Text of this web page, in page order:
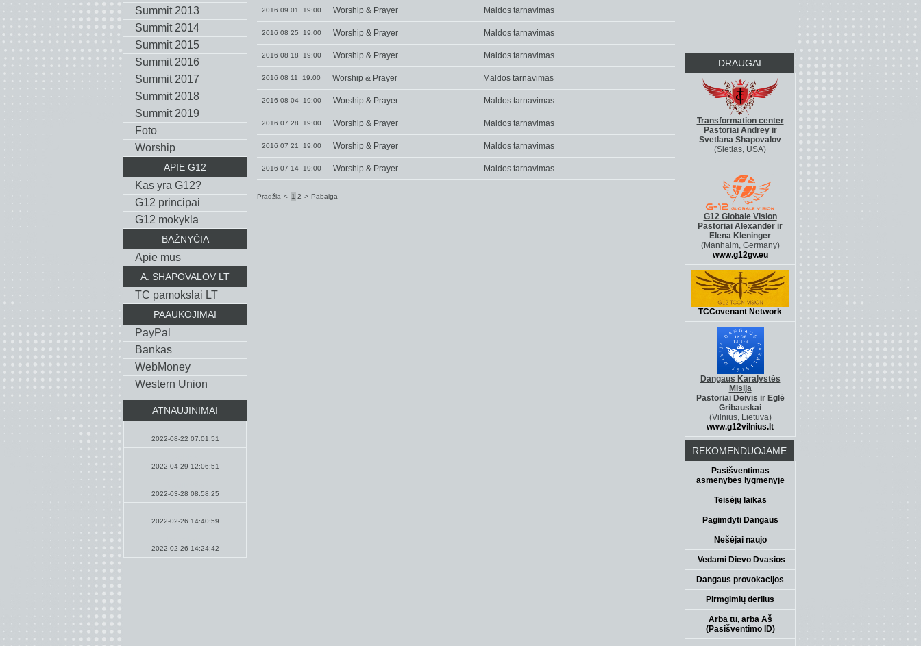
Summit 2013
Summit 2014
Summit 2015
Summit 2016
Summit 2017
Summit 2018
Summit 2019
Foto
Worship
APIE G12
Kas yra G12?
G12 principai
G12 mokykla
BAŽNYČIA
Apie mus
A. SHAPOVALOV LT
TC pamokslai LT
PAAUKOJIMAI
PayPal
Bankas
WebMoney
Western Union
ATNAUJINIMAI
2022-08-22 07:01:51
2022-04-29 12:06:51
2022-03-28 08:58:25
2022-02-26 14:40:59
2022-02-26 14:24:42
2016 09 01 19:00 Worship & Prayer Maldos tarnavimas
2016 08 25 19:00 Worship & Prayer Maldos tarnavimas
2016 08 18 19:00 Worship & Prayer Maldos tarnavimas
2016 08 11 19:00 Worship & Prayer Maldos tarnavimas
2016 08 04 19:00 Worship & Prayer Maldos tarnavimas
2016 07 28 19:00 Worship & Prayer Maldos tarnavimas
2016 07 21 19:00 Worship & Prayer Maldos tarnavimas
2016 07 14 19:00 Worship & Prayer Maldos tarnavimas
Pradžia < 1 2 > Pabaiga
DRAUGAI
Transformation center
Pastoriai Andrey ir
Svetlana Shapovalov
(Sietlas, USA)
G12 Globale Vision
Pastoriai Alexander ir
Elena Kleninger
(Manhaim, Germany)
www.g12gv.eu
TCCovenant Network
Dangaus Karalystės
Misija
Pastoriai Deivis ir Eglė
Gribauskai
(Vilnius, Lietuva)
www.g12vilnius.lt
REKOMENDUOJAME
Pasišventimas
asmenybės lygmenyje
Teisėjų laikas
Pagimdyti Dangaus
Nešėjai naujo
Vedami Dievo Dvasios
Dangaus provokacijos
Pirmgimių derlius
Arba tu, arba Aš
(Pasišventimo ID)